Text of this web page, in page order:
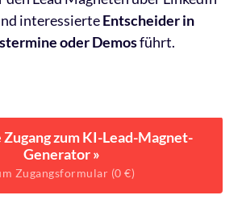
interessierte Entscheider
in
oder Demosführt.
zum KI-Lead-Magnet-
Generator »
Zugangsformular (0 €)